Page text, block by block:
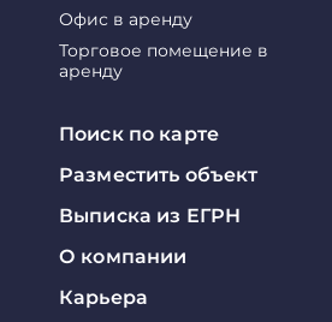
Офис в аренду
Торговое помещение в
аренду
Поиск по карте
Разместить объект
Выписка из ЕГРН
О компании
Карьера